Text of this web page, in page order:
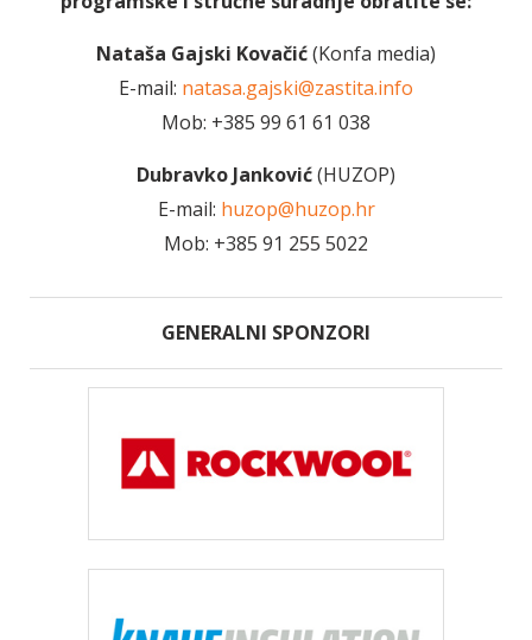
Nataša Gajski Kovačić(Konfa media)
E-mail: natasa.gajski@zastita.info
Mob: +385 99 61 61 038
Dubravko Janković(HUZOP)
E-mail: huzop@huzop.hr
Mob: +385 91 255 5022
GENERALNI SPONZORI